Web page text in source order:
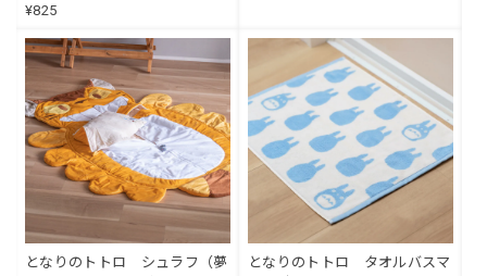
¥825
となりのトトロ シュラフ（夢
となりのトトロ タオルバスマ